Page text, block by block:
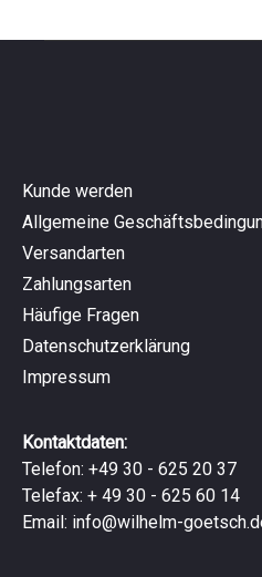
Kunde werden
Allgemeine
Versandarten
Zahlungsarten
Häufige Fragen
Datenschutzerklärung
Impressum
Kontaktdaten:
Telefon: +49 30 - 625 20 37
Telefax: + 49 30 - 625 60 14
Email: info@wilhelm-